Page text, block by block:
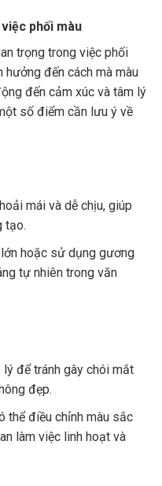
phối màu
trọng trong việc phối
hưởng đến cách mà màu
đến cảm xúc và tâm lý
số điểm cần lưu ý về
mái và dễ chịu, giúp
tạo.
hoặc sử dụng gương
tự nhiên trong văn
để tránh gây chói mắt
đẹp.
thể điều chỉnh màu sắc
làm việc linh hoạt và